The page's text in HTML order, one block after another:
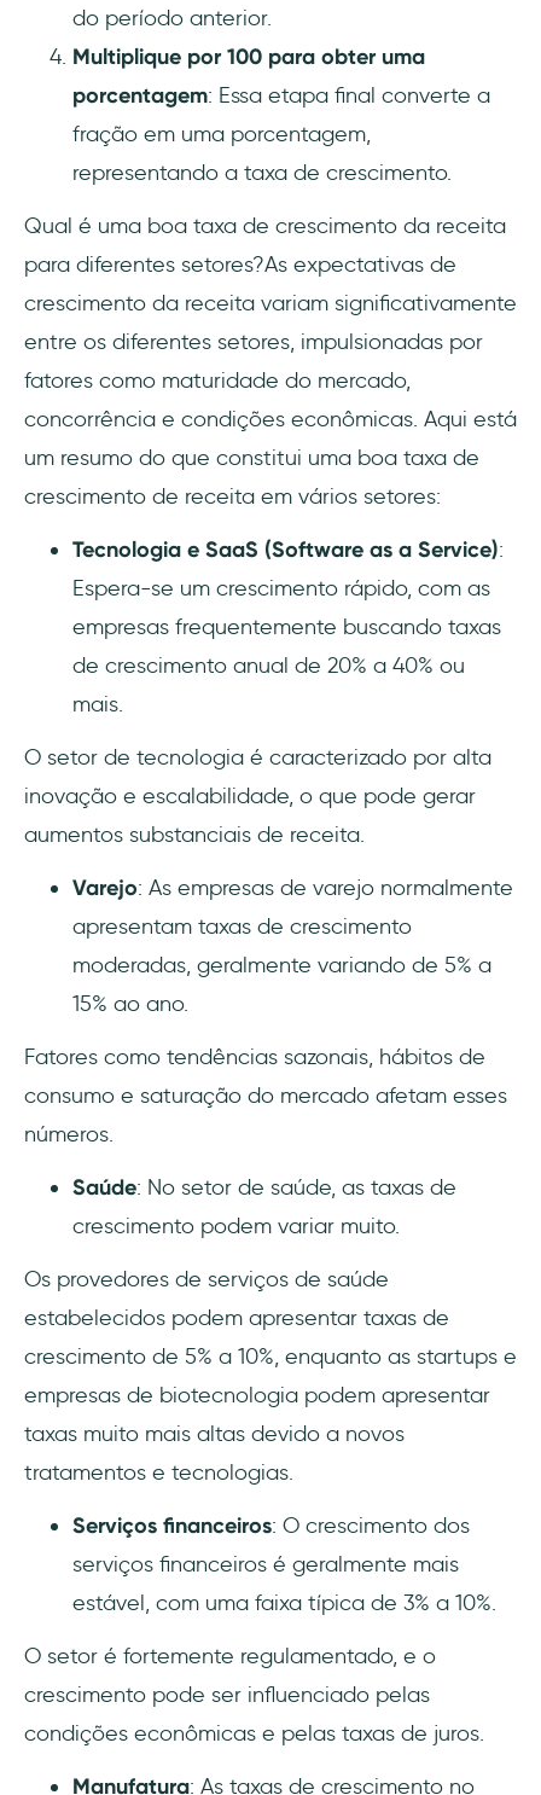
do período anterior.
Multiplique por 100 para obter uma
porcentagem: Essa etapa final converte a
fração em uma porcentagem,
representando a taxa de crescimento.
Qual é uma boa taxa de crescimento da receita
para diferentes setores?As expectativas de
crescimento da receita variam significativamente
entre os diferentes setores, impulsionadas por
fatores como maturidade do mercado,
concorrência e condições econômicas. Aqui está
um resumo do que constitui uma boa taxa de
crescimento de receita em vários setores:
Tecnologia e SaaS (Software as a Service):
Espera-se um crescimento rápido, com as
empresas frequentemente buscando taxas
de crescimento anual de 20% a 40% ou
mais.
O setor de tecnologia é caracterizado por alta
inovação e escalabilidade, o que pode gerar
aumentos substanciais de receita.
Varejo: As empresas de varejo normalmente
apresentam taxas de crescimento
moderadas, geralmente variando de 5% a
15% ao ano.
Fatores como tendências sazonais, hábitos de
consumo e saturação do mercado afetam esses
números.
Saúde: No setor de saúde, as taxas de
crescimento podem variar muito.
Os provedores de serviços de saúde
estabelecidos podem apresentar taxas de
crescimento de 5% a 10%, enquanto as startups e
empresas de biotecnologia podem apresentar
taxas muito mais altas devido a novos
tratamentos e tecnologias.
Serviços financeiros: O crescimento dos
serviços financeiros é geralmente mais
estável, com uma faixa típica de 3% a 10%.
O setor é fortemente regulamentado, e o
crescimento pode ser influenciado pelas
condições econômicas e pelas taxas de juros.
Manufatura: As taxas de crescimento no